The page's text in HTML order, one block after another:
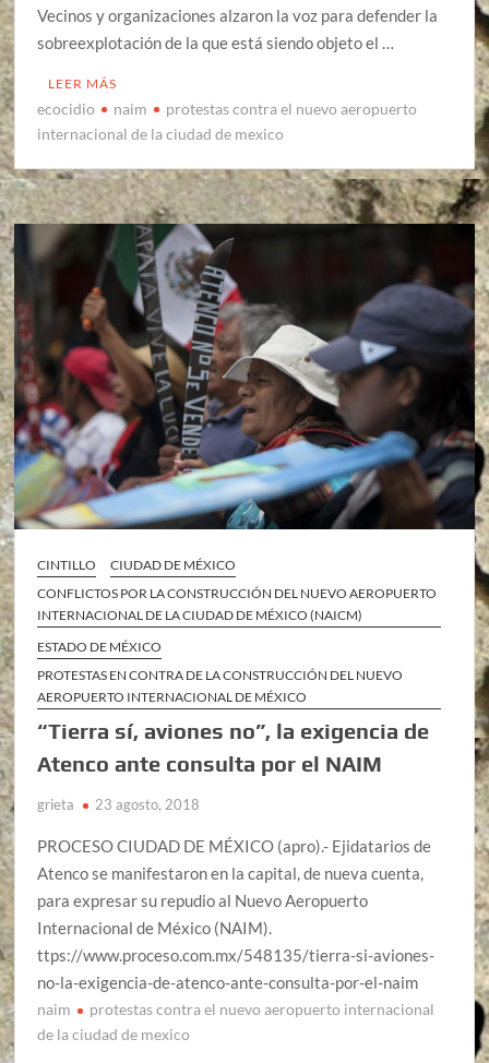
Vecinos y organizaciones alzaron la voz para defender la
sobreexplotación de la que está siendo objeto el …
LEER MÁS
ecocidio naim
protestas contra el nuevo aeropuerto
internacional de la ciudad de mexico
CINTILLO
CIUDAD DE MÉXICO
CONFLICTOS POR LA CONSTRUCCIÓN DEL NUEVO AEROPUERTO
INTERNACIONAL DE LA CIUDAD DE MÉXICO (NAICM)
ESTADO DE MÉXICO
PROTESTAS EN CONTRA DE LA CONSTRUCCIÓN DEL NUEVO
AEROPUERTO INTERNACIONAL DE MÉXICO
“Tierra sí, aviones no”, la exigencia de
Atenco ante consulta por el NAIM
grieta 23 agosto, 2018
PROCESO CIUDAD DE MÉXICO (apro).- Ejidatarios de
Atenco se manifestaron en la capital, de nueva cuenta,
para expresar su repudio al Nuevo Aeropuerto
Internacional de México (NAIM).
ttps://www.proceso.com.mx/548135/tierra-si-aviones-
no-la-exigencia-de-atenco-ante-consulta-por-el-naim
naim
protestas contra el nuevo aeropuerto internacional
de la ciudad de mexico